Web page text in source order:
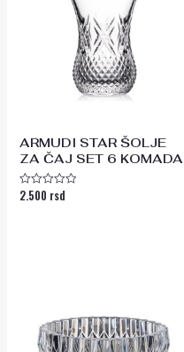
ARMUDI STAR ŠOLJE
ZA ČAJ SET 6 KOMADA
Ocenjeno
2.500 rsd